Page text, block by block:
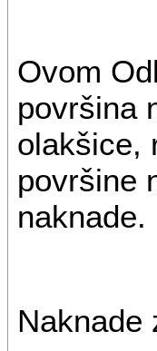
Ovom
površina
olakšice,
površine
naknade.
Naknade